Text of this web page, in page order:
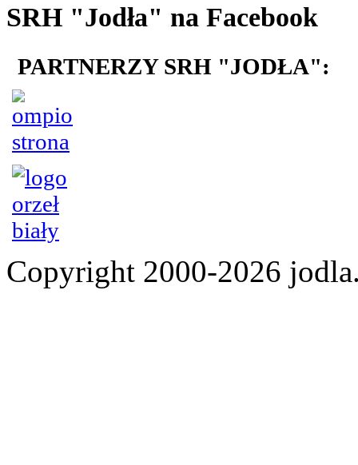
SRH "Jodła" na Facebook
PARTNERZY SRH "JODŁA":
Copyright 2000-2026